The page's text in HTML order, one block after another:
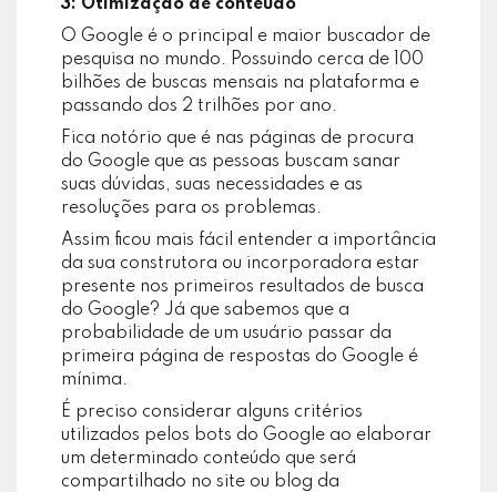
3: Otimização de conteúdo
O Google é o principal e maior buscador de
pesquisa no mundo. Possuindo cerca de 100
bilhões de buscas mensais na plataforma e
passando dos 2 trilhões por ano.
Fica notório que é nas páginas de procura
do Google que as pessoas buscam sanar
suas dúvidas, suas necessidades e as
resoluções para os problemas.
Assim ficou mais fácil entender a importância
da sua construtora ou incorporadora estar
presente nos primeiros resultados de busca
do Google? Já que sabemos que a
probabilidade de um usuário passar da
primeira página de respostas do Google é
mínima.
É preciso considerar alguns critérios
utilizados pelos bots do Google ao elaborar
um determinado conteúdo que será
compartilhado no site ou blog da